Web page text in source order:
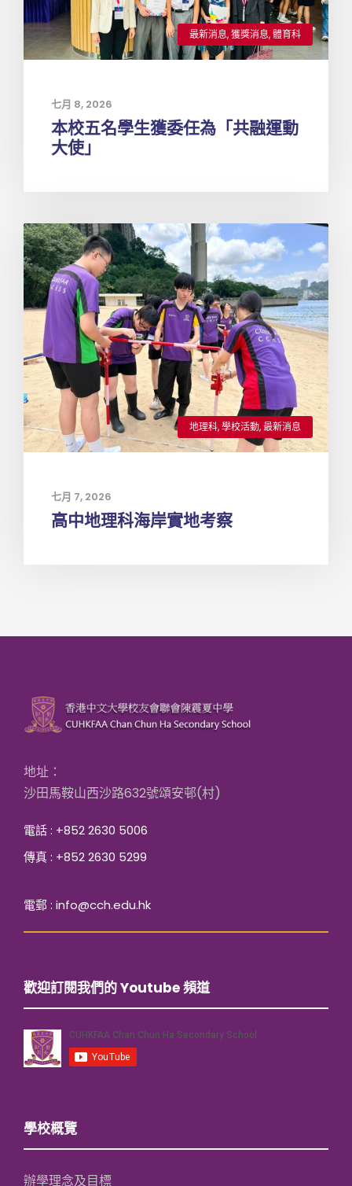
最新消息,獲獎消息,體育科
七月 8, 2026
本校五名學生獲委任為「共融運動
大使」
地理科,學校活動,最新消息
七月 7, 2026
高中地理科海岸實地考察
地址：
沙田馬鞍山西沙路632號頌安邨(村)
電話 : +852 2630 5006
傳真 : +852 2630 5299
電郵 : info@cch.edu.hk
歡迎訂閱我們的 Youtube 頻道
學校概覽
辦學理念及目標